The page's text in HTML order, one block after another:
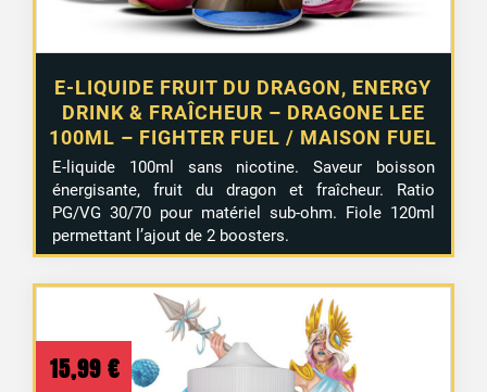
E-LIQUIDE FRUIT DU DRAGON, ENERGY
DRINK & FRAÎCHEUR – DRAGONE LEE
100ML – FIGHTER FUEL / MAISON FUEL
E-liquide 100ml sans nicotine. Saveur boisson
énergisante, fruit du dragon et fraîcheur. Ratio
PG/VG 30/70 pour matériel sub-ohm. Fiole 120ml
permettant l’ajout de 2 boosters.
15,99 €